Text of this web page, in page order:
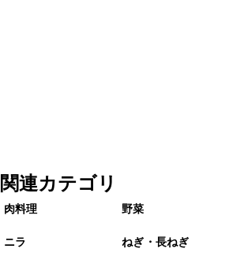
関連カテゴリ
肉料理 野菜
ニラ ねぎ・長ねぎ